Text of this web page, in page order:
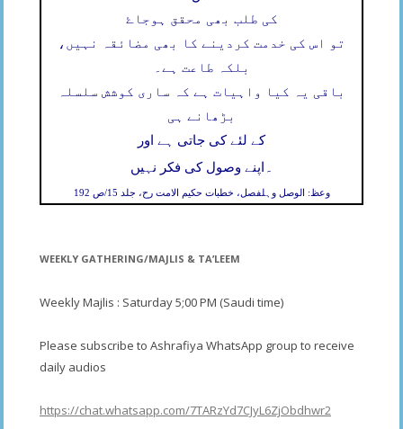
کی طلب بھی محقق ہوجاۓ
تو اس کی خدمت کردینے کا بھی مضائقہ نہیں،
بلکہ طاعت ہے۔
باقی یہ کیا واہیات ہے کہ ساری کوشش سلسلہ
بڑھانے ہی
کے لئے کی جاتی ہے اور
اپنے وصول کی فکر نہیں ۔
وعظ: الوصل وہلفصل، خطبات حکیم الامت رح، جلد 15/ص 192
WEEKLY GATHERING/MAJLIS & TA’LEEM
Weekly Majlis : Saturday 5;00 PM (Saudi time)
Please subscribe to Ashrafiya WhatsApp group to receive
daily audios
https://chat.whatsapp.com/7TARzYd7CJyL6ZjObdhwr2